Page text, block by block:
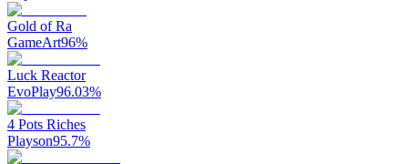
Gold of Ra
GameArt96%
Luck Reactor
EvoPlay96.03%
4 Pots Riches
Playson95.7%